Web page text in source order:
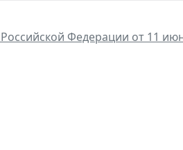
Федерации от 11